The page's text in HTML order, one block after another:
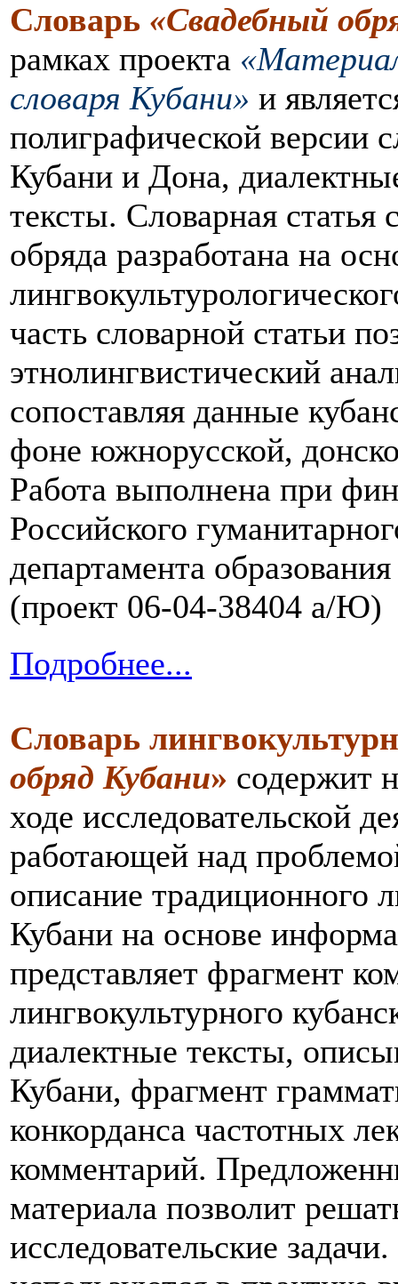
Словарь «Свадебный
рамках проекта
словаря Кубани» и
полиграфической версии
Кубани и Дона,
тексты. Словарная статья
обряда разработана на
часть словарной статьи
этнолингвистический
сопоставляя данные
фоне южнорусской,
Работа выполнена при
Российского
департамента
(проект 06-04-38404 а/Ю)
Подробнее...
Словарь
обряд Кубани» содержит
ходе исследовательской
работающей над
описание традиционного
Кубани на основе
представляет фрагмент
лингвокультурного
диалектные тексты,
Кубани, фрагмент
конкорданса частотных
комментарий.
материала позволит
исследовательские